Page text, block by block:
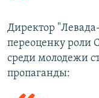
Директор
переоценку роли
среди молодежи
пропаганды: